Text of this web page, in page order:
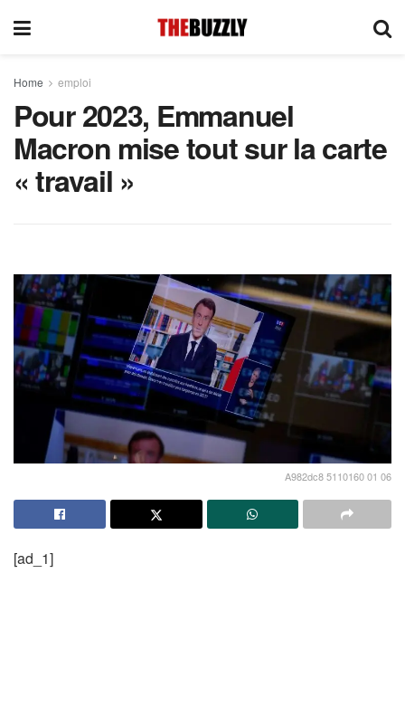
Home emploi
Pour 2023, Emmanuel
Macron mise tout sur la carte
« travail »
A982dc8 5110160 01 06
[ad_1]